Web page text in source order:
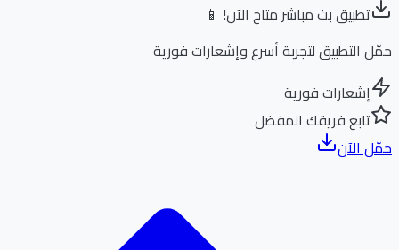
تطبيق بث مباشر متاح الآن! 📱
التطبيق لتجربة أسرع وإشعارات فورية
إشعارات فورية
تابع فريقك المفضل
الآن